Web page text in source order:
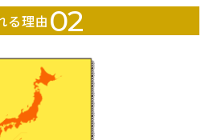
る理由 02